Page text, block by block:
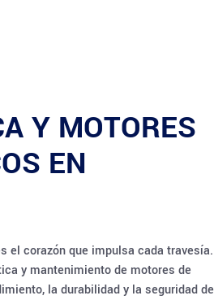
Y MOTORES
EN
el corazón que impulsa cada travesía.
y mantenimiento de motores de
la durabilidad y la seguridad de